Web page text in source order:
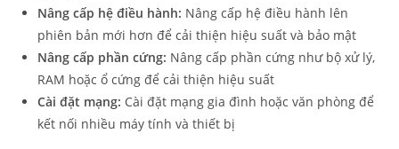
Nâng cấp hệ điều hành: Nâng cấp hệ điều hành lên
phiên bản mới hơn để cải thiện hiệu suất và bảo mật
Nâng cấp phần cứng: Nâng cấp phần cứng như bộ xử lý,
RAM hoặc ổ cứng để cải thiện hiệu suất
Cài đặt mạng: Cài đặt mạng gia đình hoặc văn phòng để
kết nối nhiều máy tính và thiết bị